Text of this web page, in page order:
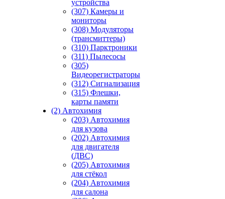
устройства
(307) Камеры и
мониторы
(308) Модуляторы
(трансмиттеры)
(310) Парктроники
(311) Пылесосы
(305)
Видеорегистраторы
(312) Сигнализация
(315) Флешки,
карты памяти
(2) Автохимия
(203) Автохимия
для кузова
(202) Автохимия
для двигателя
(ДВС)
(205) Автохимия
для стёкол
(204) Автохимия
для салона